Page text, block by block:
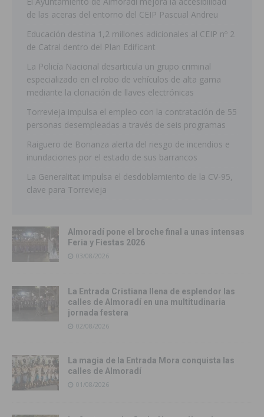
de las aceras del entorno del CEIP Pascual Andreu
Educación destina 1,2 millones adicionales al CEIP nº 2
de Catral dentro del Plan Edificant
La Policía Nacional desarticula un grupo criminal
especializado en el robo de vehículos de alta gama
mediante la clonación de llaves electrónicas
Torrevieja impulsa el empleo con la contratación de 55
personas desempleadas a través de seis programas
Raiguero de Bonanza alerta del riesgo de incendios e
inundaciones por el estado de sus barrancos
La Generalitat impulsa el desdoblamiento de la CV-95,
clave para Torrevieja
Almoradí pone el broche final a unas intensas
Feria y Fiestas 2026
03/08/2026
La Entrada Cristiana llena de esplendor las
calles de Almoradí en una multitudinaria
jornada festera
02/08/2026
La magia de la Entrada Mora conquista las
calles de Almoradí
01/08/2026